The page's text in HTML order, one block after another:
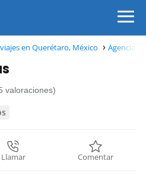
en Querétaro, México Agencias
valoraciones)
Llamar Comentar